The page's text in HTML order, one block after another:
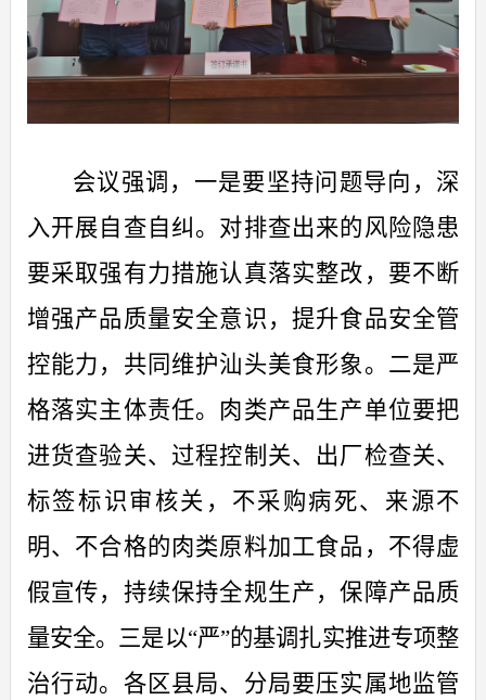
会议强调， 一是要坚持问题导向，深
入开展自查自纠。对排查出来的风险隐患
要采取强有力措施认真落实整改，要不断
增强产品质量安全意识，提升食品安全管
控能力，共同维护汕头美食形象。 二是严
格落实主体责任。肉类产品生产单位要把
进货查验关、过程控制关、出厂检查关、
标签标识审核关， 不采购病死、来源不
明、不合格的肉类原料加工食品， 不得虚
假宣传，持续保持全规生产，保障产品质
量安全。三是以“严”的基调扎实推进专项整
治行动。 各区县局、分局要压实属地监管